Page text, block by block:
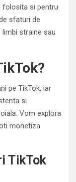
folosita si pentru
sfaturi de
straine sau
pe TikTok, iar
si
Vom explora
monetiza
TikTok